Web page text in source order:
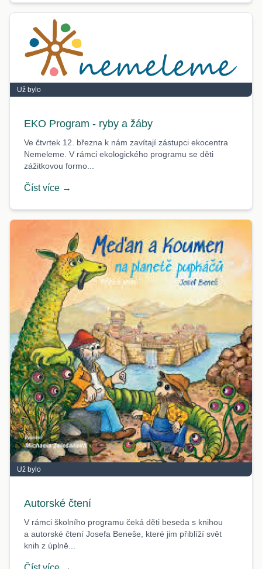
Už bylo
EKO Program - ryby a žáby
Ve čtvrtek 12. března k nám zavítají zástupci ekocentra
Nemeleme. V rámci ekologického programu se děti
zážitkovou formo...
Číst více →
Už bylo
Autorské čtení
V rámci školního programu čeká děti beseda s knihou
a autorské čtení Josefa Beneše, které jim přiblíží svět
knih z úplně...